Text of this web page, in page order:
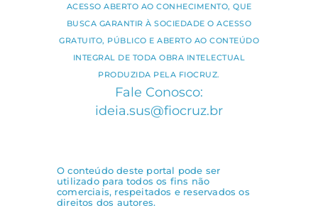
ACESSO ABERTO AO CONHECIMENTO, QUE
BUSCA GARANTIR À SOCIEDADE O ACESSO
GRATUITO, PÚBLICO E ABERTO AO CONTEÚDO
INTEGRAL DE TODA OBRA INTELECTUAL
PRODUZIDA PELA FIOCRUZ.
Fale Conosco:
ideia.sus@fiocruz.br
O conteúdo deste portal pode ser
utilizado para todos os fins não
comerciais, respeitados e reservados os
direitos dos autores.